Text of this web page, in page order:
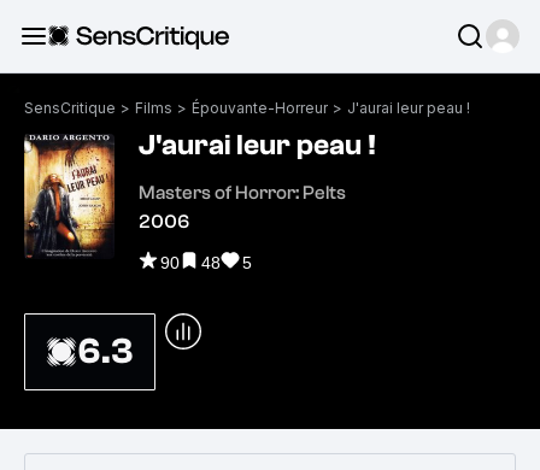
SensCritique > Films > Épouvante-Horreur > J'aurai leur peau !
J'aurai leur peau !
Masters of Horror: Pelts
2006
90 48 5
6.3